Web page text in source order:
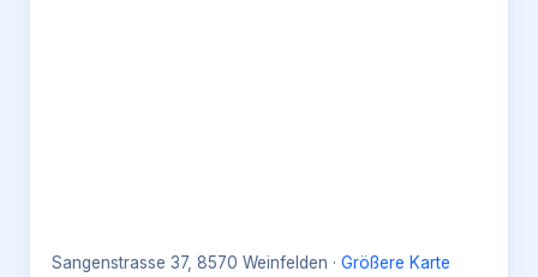
Sangenstrasse 37, 8570 Weinfelden · Größere Karte